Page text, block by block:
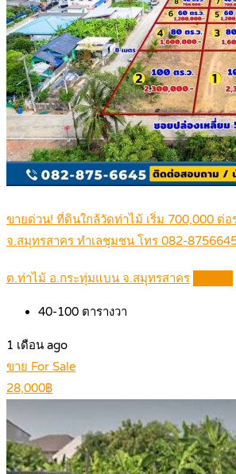
ขายด่วน! ที่ดินใกล้วัดท่าไม้ เริ่ม 700,000 ต่
จ.สมุทรสาคร ทำเลชุมชน โทร 082-
ต.ท่าไม้ อ.กระทุ่มแบน จ.สมุทรสาคร
40-100 ตารางวา
1 เดือน ago
ขาย For Sale
28,000฿